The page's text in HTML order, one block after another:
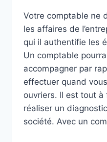
Votre comptable ne
les affaires de
qui il authentifie les
Un comptable
accompagner par
effectuer quand
ouvriers. Il est tout
réaliser un
société. Avec un